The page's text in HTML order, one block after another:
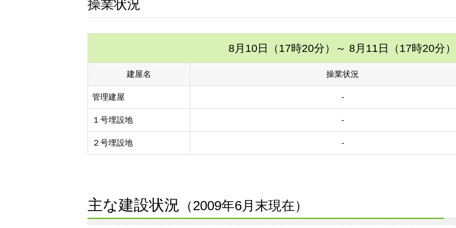
操業状況
8月10日（17時20分） ～ 8月11日（17時20分）
建屋名 操業状況
管理建屋 -
１号埋設地 -
２号埋設地 -
主な建設状況 （2009年6月末現在）